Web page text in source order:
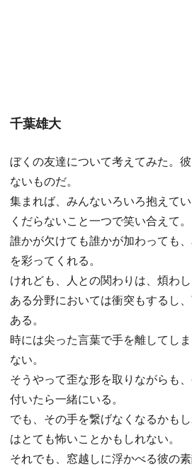
千葉雄大
ぼくの友達について考えてみた。
ないものだ。
集まれば、みんないろいろ抱えて
くだらないこと一つで笑い合えて。
誰かが欠けても誰かが加わっても
を彩ってくれる。
けれども、人との関わりは、煩わし
ある分野においては衝突もするし
ある。
時には尖った言葉で手を離してし
ない。
そうやって歪な形を取りながらも
付いたら一緒にいる。
でも、その手を繋げなくなるかも
はとても怖いことかもしれない。
それでも、窓越しに浮かべる彼の